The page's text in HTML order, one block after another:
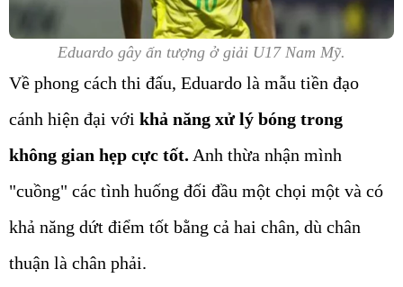
Eduardo gây ấn tượng ở giải U17 Nam Mỹ.
Về phong cách thi đấu, Eduardo là mẫu tiền đạo
cánh hiện đại với khả năng xử lý bóng trong
không gian hẹp cực tốt. Anh thừa nhận mình
"cuồng" các tình huống đối đầu một chọi một và có
khả năng dứt điểm tốt bằng cả hai chân, dù chân
thuận là chân phải.